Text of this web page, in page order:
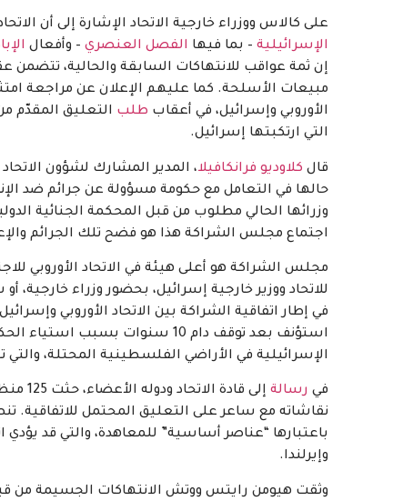
على كالاس ووزراء خارجية الاتحاد الإشارة إلى أن
الإسرائيلية – بما فيها الفصل العنصري – وأفعال
إن ثمة عواقب للانتهاكات السابقة والحالية،
مبيعات الأسلحة. كما عليهم الإعلان عن مراجعة
الأوروبي وإسرائيل، في أعقاب طلب
التي ارتكبتها إسرائيل.
قال كلاوديو فرانكافيلا، المدير المشارك لشؤون
حالها في التعامل مع حكومة مسؤولة عن جرائم ضد
وزرائها الحالي مطلوب من قبل المحكمة الجنائية
اجتماع مجلس الشراكة هذا هو فضح تلك الجرائم
مجلس الشراكة هو أعلى هيئة في الاتحاد الأوروبي
للاتحاد ووزير خارجية إسرائيل، بحضور وزراء
في إطار اتفاقية الشراكة بين الاتحاد الأوروبي
استؤنف بعد توقف دام 10 سنوات
الإسرائيلية في الأراضي الفلسطينية المحتلة، والتي
في رسالة
إلى
باعتبارها “عناصر أساسية” للمعاهدة، والتي قد
وإيرلندا.
وثقت هيومن رايتس ووتش الانتهاكات الجسيمة من